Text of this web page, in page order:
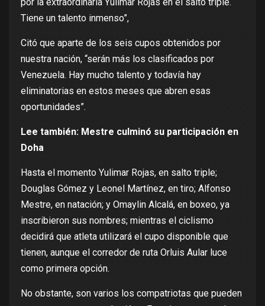
Tiene un talento inmenso”,
Citó que aparte de los seis cupos obtenidos por
nuestra nación, “serán más los clasificados por
Venezuela. Hay mucho talento y todavía hay
eliminatorias en estos meses que abren esas
oportunidades”.
Lee también: Mestre culminó su participación en
Doha
Hasta el momento Yulimar Rojas, en salto triple;
Douglas Gómez y Leonel Martínez, en tiro; Alfonso
Mestre, en natación; y Omaylin Alcalá, en boxeo, ya
inscribieron sus nombres; mientras el ciclismo
decidirá que atleta utilizará el cupo disponible que
tienen, aunque el corredor de ruta Orluis Aular luce
como primera opción.
No obstante, son varios los compatriotas que pueden